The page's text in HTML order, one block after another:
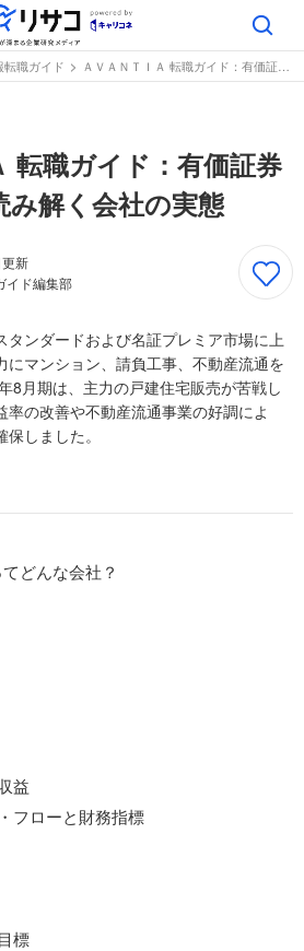
転職ガイド ＡＶＡＮＴＩＡ 転職ガイド：有価証券報告書等から読み解く会社の実態
転職ガイド：有価証券
み解く会社の実態
更新
イド編集部
タンダードおよび名証プレミア市場に上
にマンション、請負工事、不動産流通を
8月期は、主力の戸建住宅販売が苦戦し
の改善や不動産流通事業の好調によ
しました。
どんな会社？
益
フローと財務指標
標